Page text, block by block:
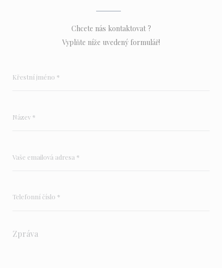
Chcete nás kontaktovat ?
Vyplňte níže uvedený formulář!